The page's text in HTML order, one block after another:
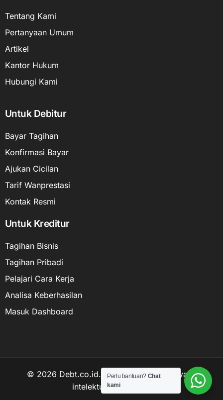
Tentang Kami
Pertanyaan Umum
Artikel
Kantor Hukum
Hubungi Kami
Untuk Debitur
Bayar Tagihan
Konfirmasi Bayar
Ajukan Cicilan
Tarif Wanprestasi
Kontak Resmi
Untuk Kreditur
Tagihan Bisnis
Tagihan Pribadi
Pelajari Cara Kerja
Analisa Keberhasilan
Masuk Dashboard
© 2026 Debt.co.id. Hak cipta data kekayaan
intelektual dilindungi.
Perlu bantuan? Chat
kami